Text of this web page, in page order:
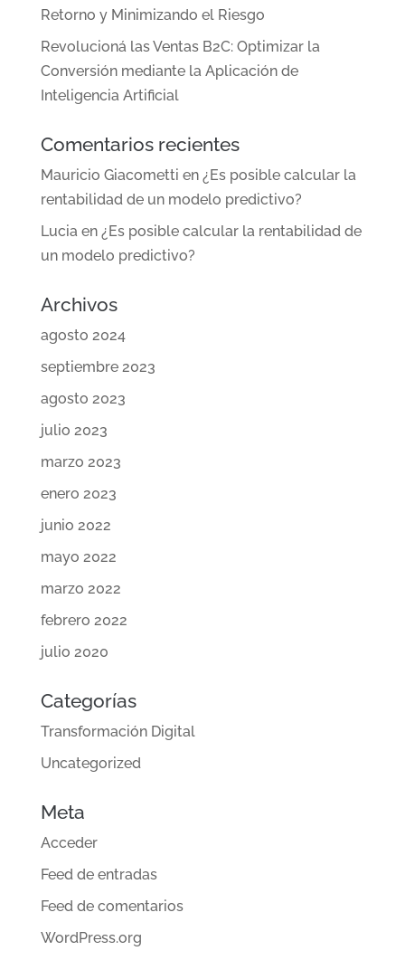
Retorno y Minimizando el Riesgo
Revolucioná las Ventas B2C: Optimizar la
Conversión mediante la Aplicación de
Inteligencia Artificial
Comentarios recientes
Mauricio Giacometti en ¿Es posible calcular la
rentabilidad de un modelo predictivo?
Luciaen ¿Es posible calcular la rentabilidad de
un modelo predictivo?
Archivos
agosto 2024
septiembre 2023
agosto 2023
julio 2023
marzo 2023
enero 2023
junio 2022
mayo 2022
marzo 2022
febrero 2022
julio 2020
Categorías
Transformación Digital
Uncategorized
Meta
Acceder
Feed de entradas
Feed de comentarios
WordPress.org